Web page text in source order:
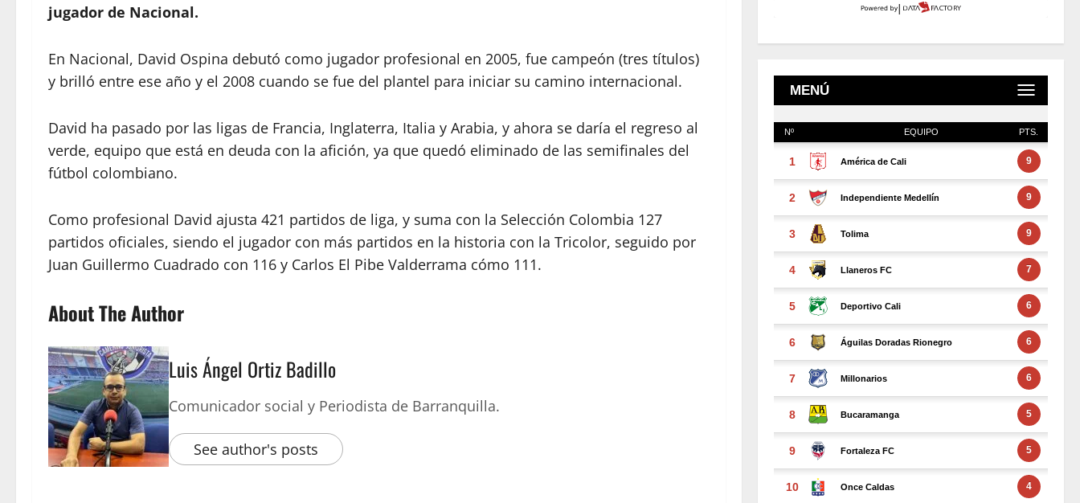
jugador de Nacional.
En Nacional, David Ospina debutó como jugador profesional en 2005, fue campeón (tres títulos)
y brilló entre ese año y el 2008 cuando se fue del plantel para iniciar su camino internacional.
David ha pasado por las ligas de Francia, Inglaterra, Italia y Arabia, y ahora se daría el regreso al
verde, equipo que está en deuda con la afición, ya que quedó eliminado de las semifinales del
fútbol colombiano.
Como profesional David ajusta 421 partidos de liga, y suma con la Selección Colombia 127
partidos oficiales, siendo el jugador con más partidos en la historia con la Tricolor, seguido por
Juan Guillermo Cuadrado con 116 y Carlos El Pibe Valderrama cómo 111.
About The Author
Luis Ángel Ortiz Badillo
Comunicador social y Periodista de Barranquilla.
See author's posts